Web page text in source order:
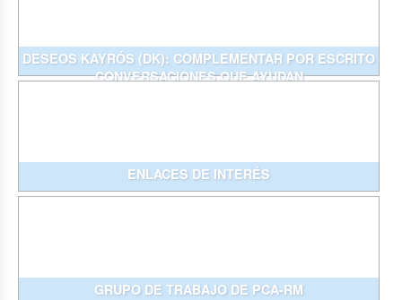
DESEOS KAYRÓS (DK): COMPLEMENTAR POR ESCRITO
CONVERSACIONES QUE AYUDAN
ENLACES DE INTERÉS
GRUPO DE TRABAJO DE PCA-RM